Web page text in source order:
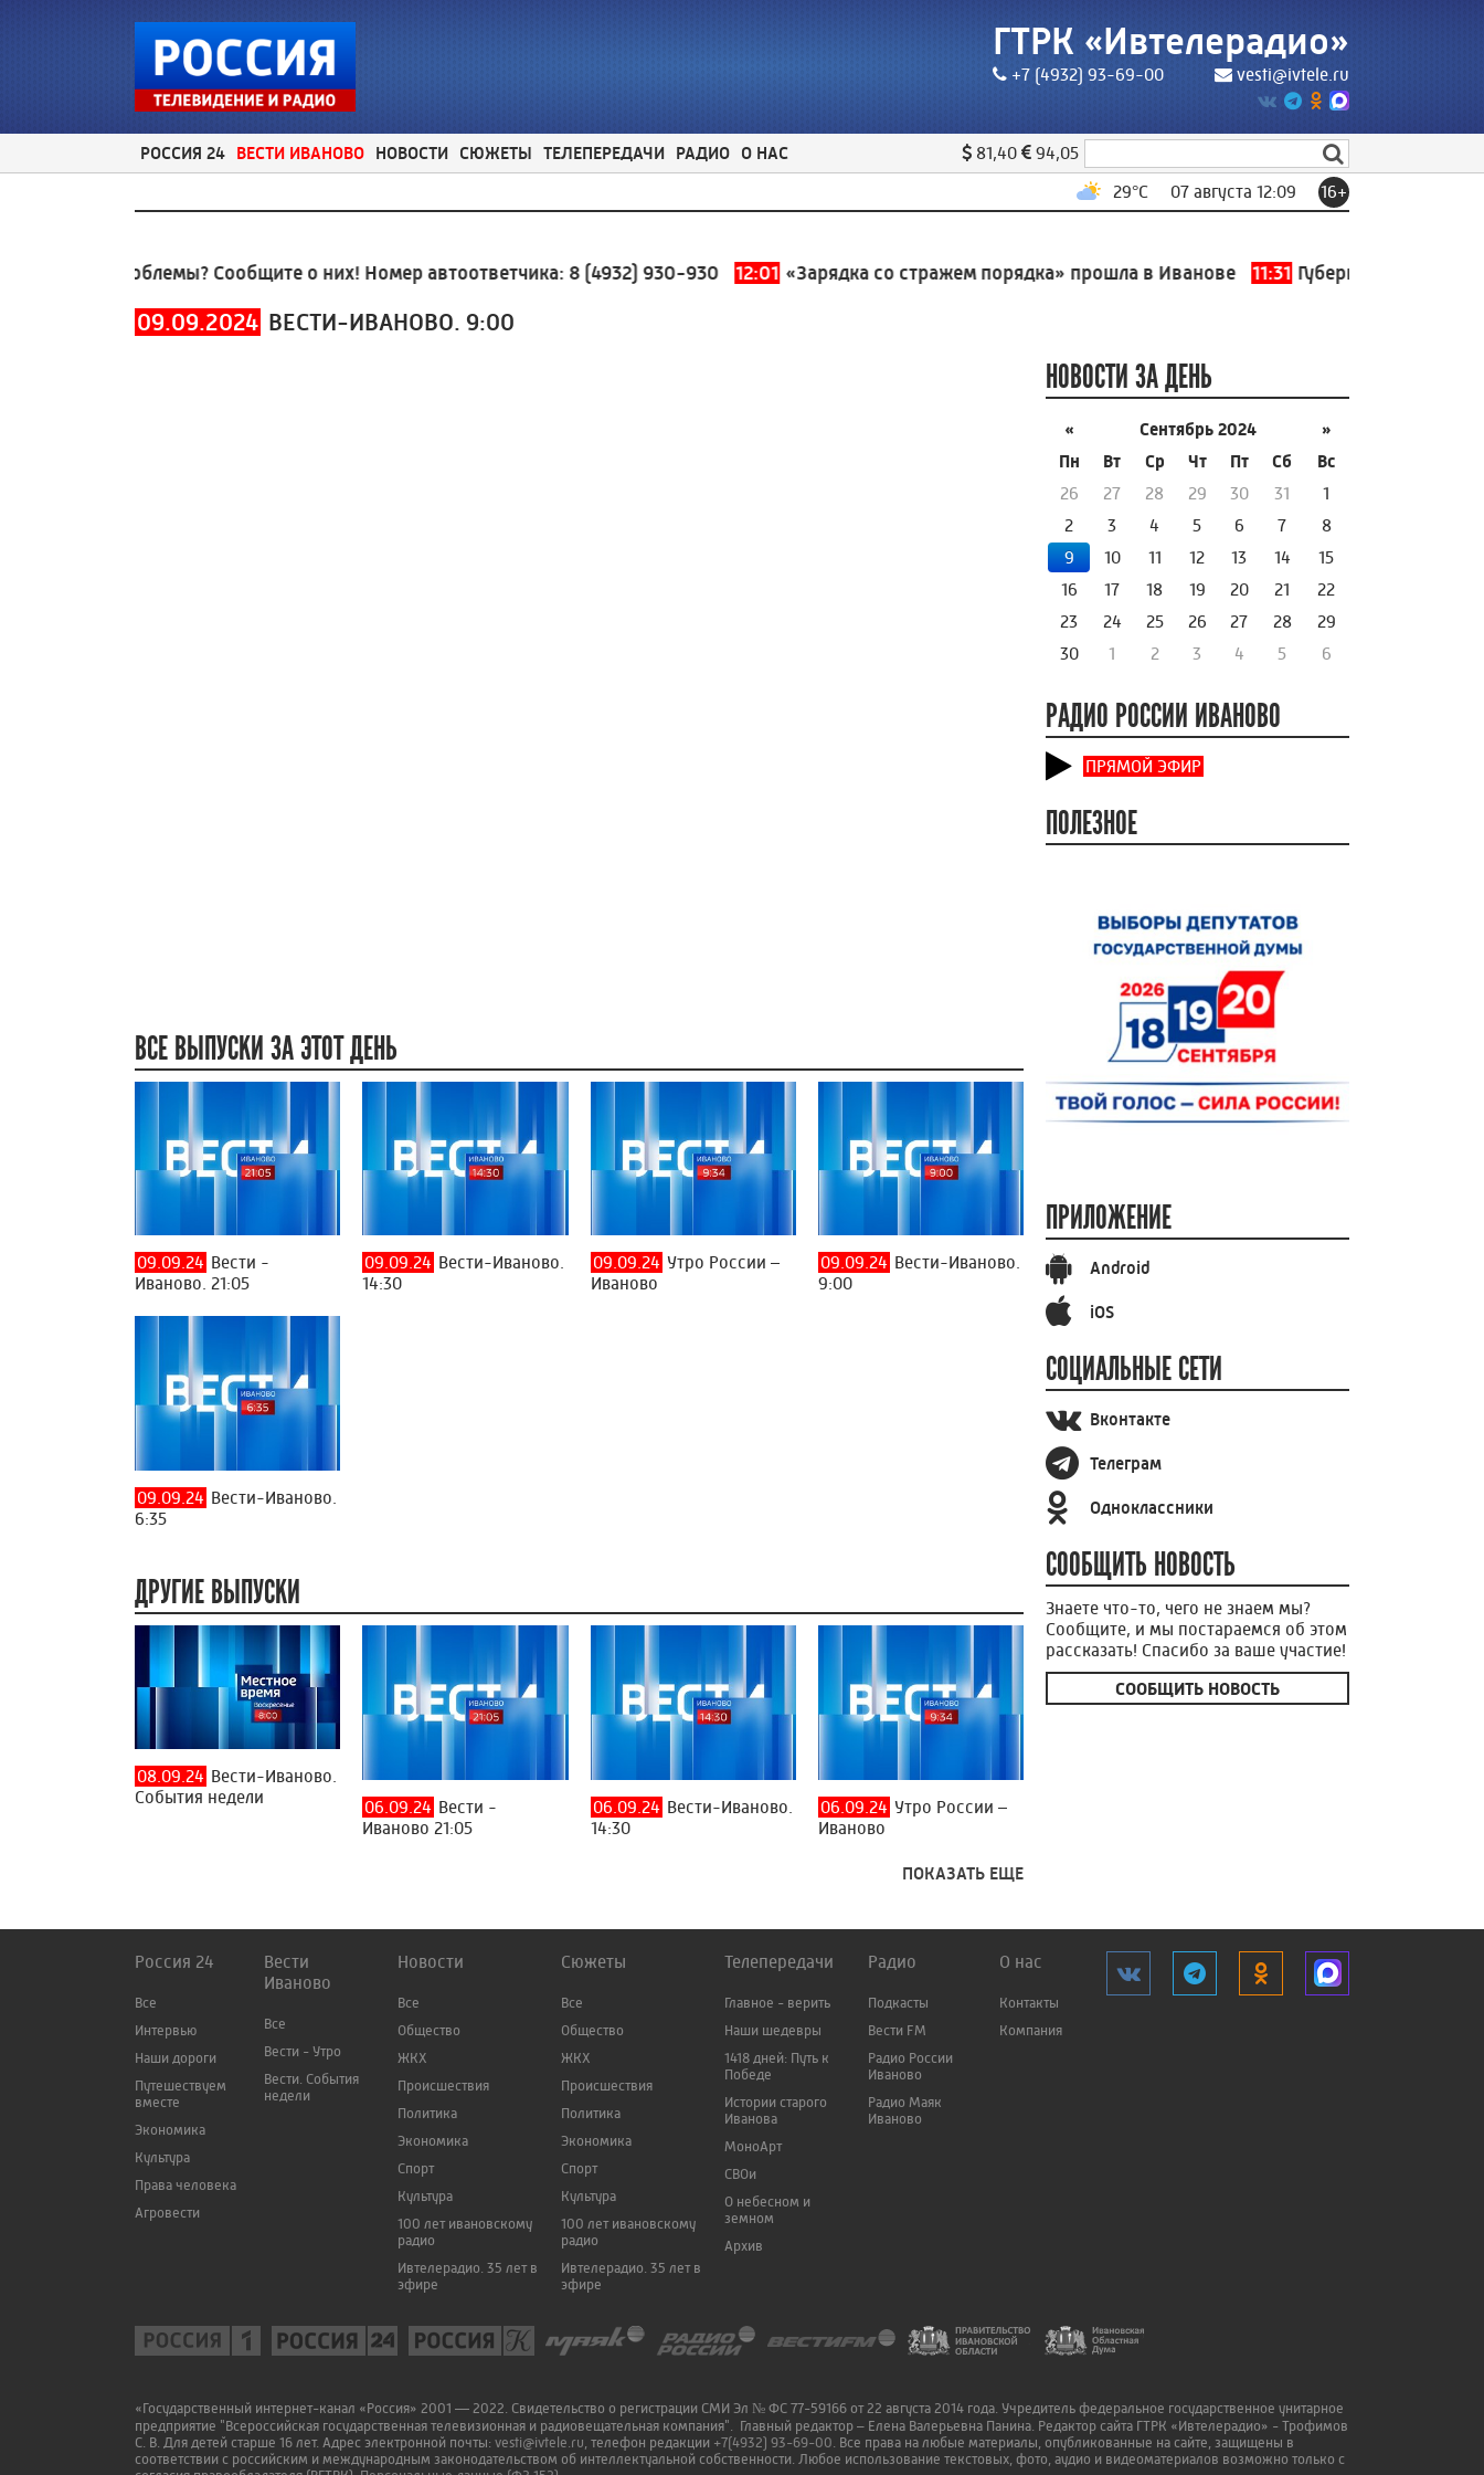
ГТРК «Ивтелерадио»
+7 (4932) 93-69-00 vesti@ivtele.ru
РОССИЯ 24 ВЕСТИ ИВАНОВО НОВОСТИ СЮЖЕТЫ ТЕЛЕПЕРЕДАЧИ РАДИО О НАС 81,40
94,05
29°C 07 августа 12:09 16+
проблемы? Сообщите о них! Номер автоответчика:8 (4932) 930-930 12:01 «Зарядка со стражем порядка» прошла в Иванове 11:31 Губернатор Ивановской
09.09.2024 ВЕСТИ-ИВАНОВО. 9:00
ВСЕ ВЫПУСКИ ЗА ЭТОТ ДЕНЬ
09.09.24 Вести -
Иваново. 21:05
09.09.24 Вести-Иваново.
14:30
09.09.24 Утро России –
Иваново
09.09.24 Вести-Иваново.
9:00
09.09.24 Вести-Иваново.
6:35
ДРУГИЕ ВЫПУСКИ
08.09.24 Вести-Иваново.
События недели
06.09.24 Вести -
Иваново 21:05
06.09.24 Вести-Иваново.
14:30
06.09.24 Утро России –
Иваново
ПОКАЗАТЬ ЕЩЕ
НОВОСТИ ЗА ДЕНЬ
« Сентябрь 2024
»
Пн
Вт Ср Чт Пт Сб
Вс
26
27 28 29 30 31
1
2
3 4 5 6 7
8
9
10 11 12 13 14
15
16
17 18 19 20 21
22
23
24 25 26 27 28
29
30
1 2 3 4 5 6
РАДИО РОССИИ ИВАНОВО
ПРЯМОЙ ЭФИР
ПОЛЕЗНОЕ
ПРИЛОЖЕНИЕ
Android
iOS
СОЦИАЛЬНЫЕ СЕТИ
Вконтакте
Телеграм
Одноклассники
СООБЩИТЬ НОВОСТЬ
Знаете что-то, чего не знаем мы?
Сообщите, и мы постараемся об этом
рассказать! Спасибо за ваше участие!
СООБЩИТЬ НОВОСТЬ
Россия 24
Все
Интервью
Наши дороги
Путешествуем
вместе
Экономика
Культура
Права человека
Агровести
Вести
Иваново
Все
Вести - Утро
Вести. События
недели
Новости
Все
Общество
ЖКХ
Происшествия
Политика
Экономика
Спорт
Культура
100 лет ивановскому
радио
Ивтелерадио. 35 лет в
эфире
Сюжеты
Все
Общество
ЖКХ
Происшествия
Политика
Экономика
Спорт
Культура
100 лет ивановскому
радио
Ивтелерадио. 35 лет в
эфире
Телепередачи
Главное - верить
Наши шедевры
1418 дней: Путь к
Победе
Истории старого
Иванова
МоноАрт
СВОи
О небесном и
земном
Архив
Радио
Подкасты
Вести FM
Радио России
Иваново
Радио Маяк
Иваново
О нас
Контакты
Компания
«Государственный интернет-канал «Россия» 2001 — 2022. Свидетельство о регистрации СМИ Эл № ФС 77-59166 от 22 августа 2014 года. Учредитель федеральное государственное унитарное
предприятие "Всероссийская государственная телевизионная и радиовещательная компания". Главный редактор – Елена Валерьевна Панина. Редактор сайта ГТРК «Ивтелерадио» - Трофимов
С. В. Для детей старше 16 лет. Адрес электронной почты: vesti@ivtele.ru , телефон редакции +7(4932) 93-69-00 . Все права на любые материалы, опубликованные на сайте, защищены в
соответствии с российским и международным законодательством об интеллектуальной собственности. Любое использование текстовых, фото, аудио и видеоматериалов возможно только с